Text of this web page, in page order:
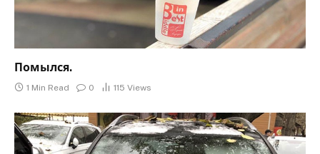
Помылся.
1 Min Read 0 115 Views